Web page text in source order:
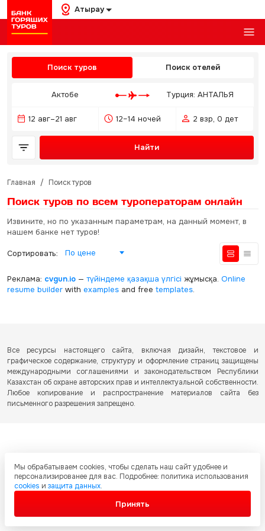
Атырау
Поиск туров Поиск отелей
Актобе Турция: АНТАЛЬЯ
12 авг–21 авг 12–14 ночей 2 взр, 0 дет
Найти
Главная / Поиск туров
Поиск туров по всем туроператорам онлайн
Извините, но по указанным параметрам, на данный момент, в
нашем банке нет туров!
Сортировать: По цене
Реклама: cvgun.io— түйіндеме қазақша үлгісі жұмысқа. Online
resume builderwith examplesand free templates.
Все ресурсы настоящего сайта, включая дизайн, текстовое и
графическое содержание, структуру и оформление страниц защищены
международными соглашениями и законодательством Республики
Казахстан об охране авторских прав и интеллектуальной собственности.
Любое копирование и распространение материалов сайта без
письменного разрешения запрещено.
Мы обрабатываем cookies, чтобы сделать наш сайт удобнее и
персонализированее для вас. Подробнее: политика использования
cookies и защита данных.
Принять